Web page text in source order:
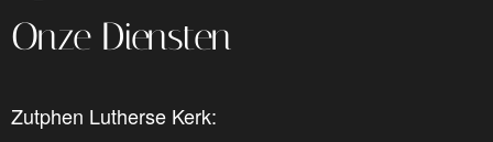
Onze Diensten
Zutphen Lutherse Kerk: